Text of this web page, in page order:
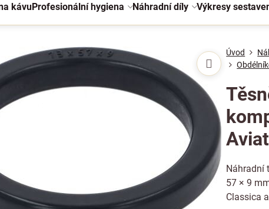
kávuProfesionální hygiena Náhradní díly Výkresy
Úvod
Náhradní
57 × 9
Classica